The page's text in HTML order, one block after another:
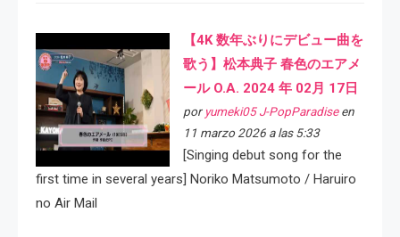
【4K 数年ぶりにデビュー曲を
歌う】松本典子 春色のエアメ
ール O.A. 2024 年 02月 17日
por yumeki05 J-PopParadiseen
11 marzo 2026 a las 5:33
[Singing debut song for the
first time in several years] Noriko Matsumoto / Haruiro
no Air Mail